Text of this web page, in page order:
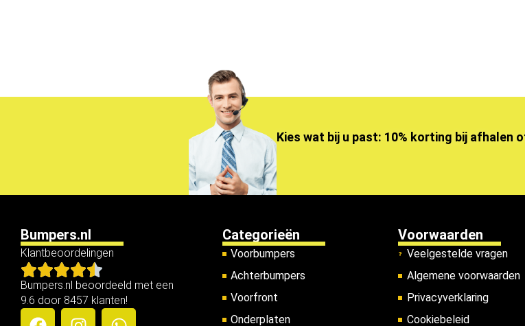
Kies wat bij u past: 10% korting bij afhalen
Bumpers.nl
Klantbeoordelingen
Bumpers.nl beoordeeld met een
9.6 door 8457 klanten!
Categorieën
Voorbumpers
Achterbumpers
Voorfront
Onderplaten
Voorwaarden
Veelgestelde vragen
Algemene voorwaarden
Privacyverklaring
Cookiebeleid